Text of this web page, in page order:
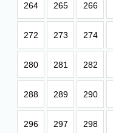
264 265 266
272 273 274
280 281 282
288 289 290
296 297 298